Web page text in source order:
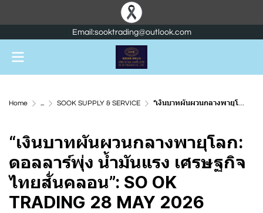
Email:sooktrading@outlook.com
Home ... SOOK SUPPLY & SERVICE “เงินบาทผันผวนกลางพายุโลก: ดอลลาร์พุ่ง น้ำมันแรง เศรษฐกิจไทยสั่นคลอน”: SO OK TRADING 28 MAY 2026
“เงินบาทผันผวนกลางพายุโลก:
ดอลลาร์พุ่ง น้ำมันแรง เศรษฐกิจ
ไทยสั่นคลอน”: SO OK
TRADING 28 MAY 2026